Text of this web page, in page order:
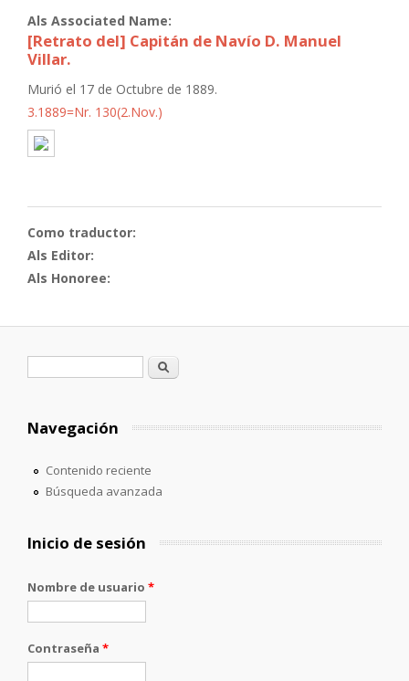
Als Associated Name:
[Retrato del] Capitán de Navío D. Manuel
Villar.
Murió el 17 de Octubre de 1889.
3.1889=Nr. 130(2.Nov.)
Como traductor:
Als Editor:
Als Honoree:
Formulario de búsqueda
Buscar
Navegación
Contenido reciente
Búsqueda avanzada
Inicio de sesión
Nombre de usuario *
Contraseña *